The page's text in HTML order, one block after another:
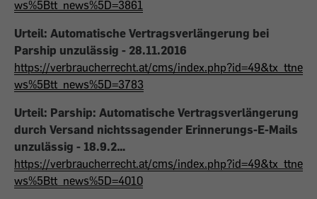
ws%5Btt_news%5D=3861
Urteil: Automatische Vertragsverlängerung bei
Parship unzulässig - 28.11.2016
https://verbraucherrecht.at/cms/index.php?id=49&tx_ttne
ws%5Btt_news%5D=3783
Urteil: Parship: Automatische Vertragsverlängerung
durch Versand nichtssagender Erinnerungs-E-Mails
unzulässig - 18.9.2…
https://verbraucherrecht.at/cms/index.php?id=49&tx_ttne
ws%5Btt_news%5D=4010